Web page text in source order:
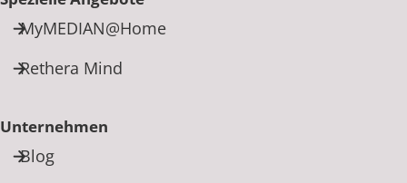
MyMEDIAN@Home
Rethera Mind
Unternehmen
Blog